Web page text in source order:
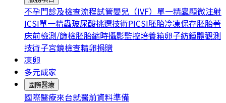
不孕門診及檢查流程試管嬰兒（IVF） 單一精蟲顯微注射
ICSI單一精蟲玻尿酸挑選技術PICSI胚胎冷凍保存胚胎著
床前檢測/篩檢胚胎縮時攝影監控培養箱卵子紡錘體觀測
技術子宮鏡檢查精卵捐贈
凍卵
多元成家
國際醫療
國際醫療來台就醫前資料準備